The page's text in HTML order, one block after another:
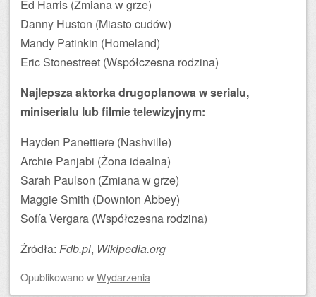
Ed Harris (Zmiana w grze)
Danny Huston (Miasto cudów)
Mandy Patinkin (Homeland)
Eric Stonestreet (Współczesna rodzina)
Najlepsza aktorka drugoplanowa w serialu,
miniserialu lub filmie telewizyjnym:
Hayden Panettiere (Nashville)
Archie Panjabi (Żona idealna)
Sarah Paulson (Zmiana w grze)
Maggie Smith (Downton Abbey)
Sofía Vergara (Współczesna rodzina)
Źródła: Fdb.pl, Wikipedia.org
OpublikowanowWydarzenia